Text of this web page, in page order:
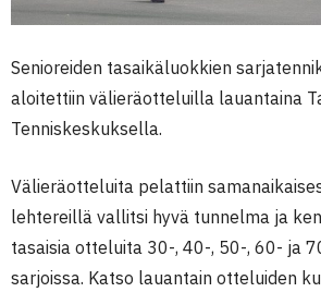
Senioreiden tasaikäluokkien
aloitettiin välieräotteluilla lauantaina
Tenniskeskuksella.
Välieräotteluita pelattiin
lehtereillä vallitsi hyvä tunnelma ja
tasaisia otteluita 30-, 40-, 50-, 60- ja
sarjoissa. Katso lauantain otteluiden